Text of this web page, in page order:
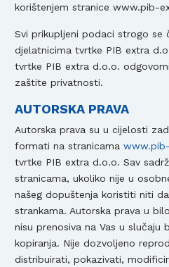
korištenjem stranice www.pib-
Svi prikupljeni podaci strogo se
djelatnicima tvrtke PIB extra
tvrtke PIB extra d.o.o.
zaštite privatnosti.
AUTORSKA PRAVA
Autorska prava su u cijelosti
formati na stranicama
tvrtke PIB extra d.o.o. Sav
stranicama, ukoliko nije u
našeg dopuštenja koristiti niti
strankama. Autorska prava u
nisu prenosiva na Vas u slučaju
kopiranja. Nije dozvoljeno
distribuirati, pokazivati,